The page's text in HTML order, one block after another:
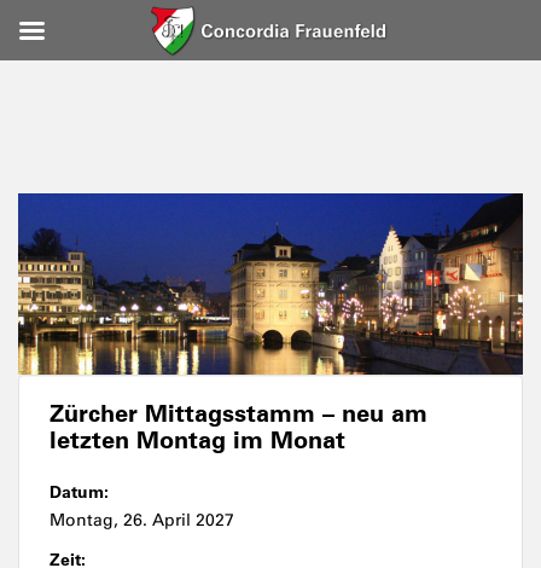
Zürcher Mittagsstamm – neu am
letzten Montag im Monat
Datum:
Montag, 26. April 2027
Zeit: